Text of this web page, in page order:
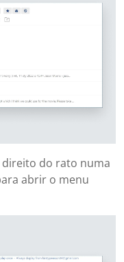
do rato numa
abrir o menu